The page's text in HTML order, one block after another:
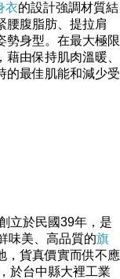
衣的設計強調材質結
腰腹脂肪、提拉肩
勢身型。在最大極限
由保持肌肉溫暖、
的最佳肌能和減少受
立於民國39年，是
味美、高品質的旗
，貨真價實而供不應
於台中縣大裡工業